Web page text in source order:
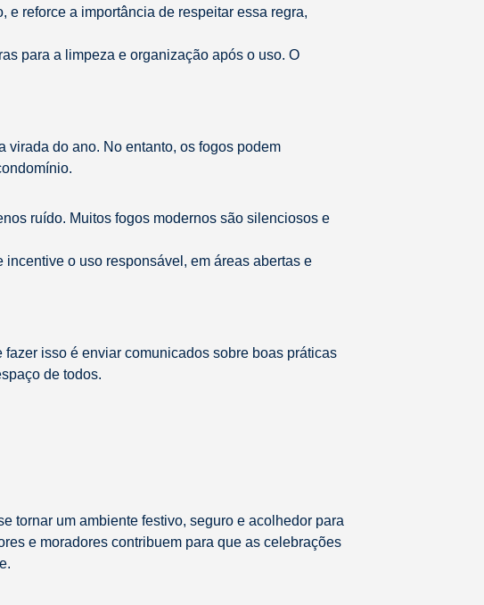
reforce a importância de respeitar essa regra,
para a limpeza e organização após o uso. O
virada do ano. No entanto, os fogos podem
ruído. Muitos fogos modernos são silenciosos e
o uso responsável, em áreas abertas e
isso é enviar comunicados sobre boas práticas
de todos.
tornar um ambiente festivo, seguro e acolhedor para
e moradores contribuem para que as celebrações